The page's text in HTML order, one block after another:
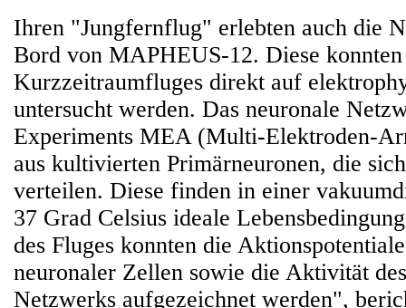
Ihren "Jungfernflug" erlebten auch die
Bord von MAPHEUS-12. Diese konnten
Kurzzeitraumfluges direkt auf
untersucht werden. Das neuronale
Experiments MEA (Multi-Elektroden-
aus kultivierten Primärneuronen, die
verteilen. Diese finden in einer
37 Grad Celsius ideale
des Fluges konnten die
neuronaler Zellen sowie die Aktivität
Netzwerks aufgezeichnet werden",